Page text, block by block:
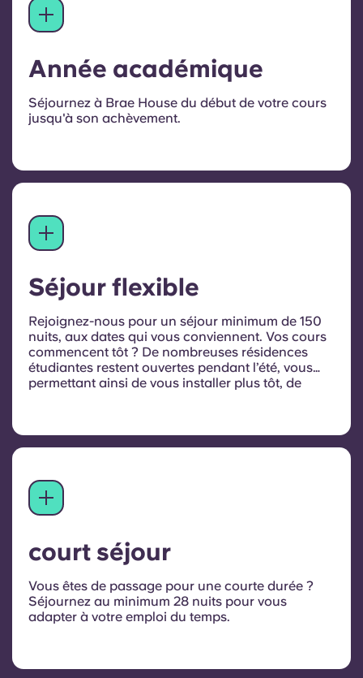
Année académique
Séjournez à Brae House du début de votre cours
jusqu'à son achèvement.
Séjour flexible
Rejoignez-nous pour un séjour minimum de 150
nuits, aux dates qui vous conviennent. Vos cours
commencent tôt ? De nombreuses résidences
étudiantes restent ouvertes pendant l’été, vous
permettant ainsi de vous installer plus tôt, de
court séjour
Vous êtes de passage pour une courte durée ?
Séjournez au minimum 28 nuits pour vous
adapter à votre emploi du temps.